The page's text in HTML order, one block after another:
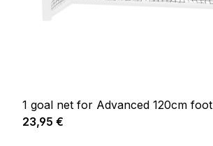
1 goal net for Advanced 120cm
Prix régulier :
23,95 €